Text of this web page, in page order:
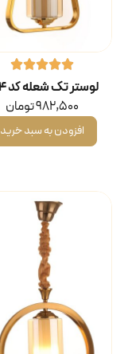
لوستر تک شعله کد ۴۰۴
982,500تومان
افزودن به سبد خرید